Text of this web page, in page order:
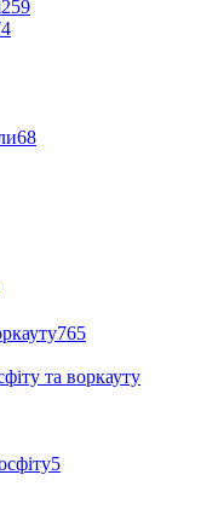
259
68
765
та воркауту
5